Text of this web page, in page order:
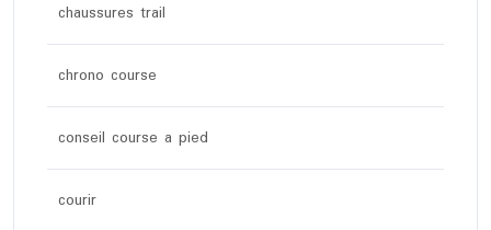
chaussures trail
chrono course
conseil course a pied
courir